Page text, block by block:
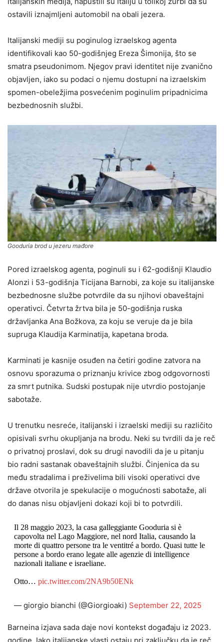
ostavili iznajmljeni automobil na obali jezera.
Italijanski mediji su poginulog izraelskog agenta
identifikovali kao 50-godišnjeg Ereza Šimonija, što se
smatra pseudonimom. Njegov pravi identitet nije zvanično
objavljen, iako su podaci o njemu dostupni na izraelskim
spomen-obeležjima posvećenim poginulim pripadnicima
bezbednosnih službi.
Gooduria brod u jezeru mađore
Pored izraelskog agenta, poginuli su i 62-godišnji Klaudio
Alonzi i 53-godišnja Ticijana Barnobi, za koje su italijanske
bezbednosne službe potvrdile da su njihovi obaveštajni
operativci. Četvrta žrtva bila je 50-godišnja ruska
državljanka Ana Božkova, za koju se veruje da je bila
supruga Klaudija Karminatija, kapetana broda.
Karminati je kasnije osuđen na četiri godine zatvora na
osnovu sporazuma o priznanju krivice zbog odgovornosti
za smrt putnika. Sudski postupak nije utvrdio postojanje
sabotaže.
U trenutku nesreće, italijanski i izraelski mediji su različito
opisivali svrhu okupljanja na brodu. Neki su tvrdili da je reč
o privatnoj proslavi, dok su drugi navodili da je u pitanju
bio radni sastanak obaveštajnih službi. Činjenica da su
među stradalima i preživelima bili visoki operativci dve
države otvorila je spekulacije o mogućnosti sabotaže, ali
do danas nisu objavljeni dokazi koji bi to potvrdili.
Il 28 maggio 2023, la casa galleggiante Gooduria si è
capovolta nel Lago Maggiore, nel nord Italia, causando la
morte di quattro persone tra le ventitré a bordo. Quasi tutte le
persone a bordo erano legate alle agenzie di intelligence
nazionali italiane e israeliane.
Otto… pic.twitter.com/2NA9b50ENk
— giorgio bianchi (@Giorgioaki) September 22, 2025
Barneina izjava sada daje novi kontekst događaju iz 2023.
godine. Iako italijanske vlasti ostaju pri zaključku da je reč